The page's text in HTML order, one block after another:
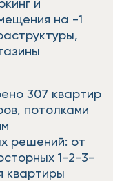
и
на -1
307 квартир
потолками
решений: от
1-2-3-
квартиры